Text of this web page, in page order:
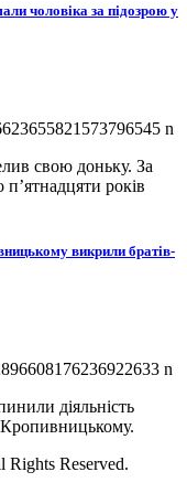
чоловіка за підозрою у
свою доньку. За
років
викрили братів-
діяльність
Кропивницькому.
Reserved.